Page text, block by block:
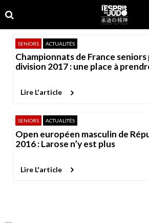
to
navigation
to
content
SENIORS ACTUALITÉS
Championnats de France
division 2017 : une place à
Lire L'article
SENIORS ACTUALITÉS
Open européen masculin de
2016 : Larose n’y est plus
Lire L'article